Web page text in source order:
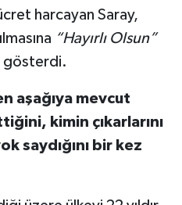
harcayan Saray,
“Hayırlı Olsun”
gösterdi.
aşağıya mevcut
kimin çıkarlarını
saydığını bir kez